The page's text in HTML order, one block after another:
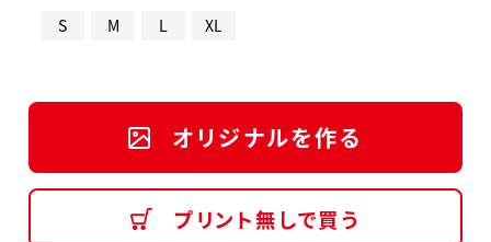
S M L XL
オリジナルを作る
プリント無しで買う